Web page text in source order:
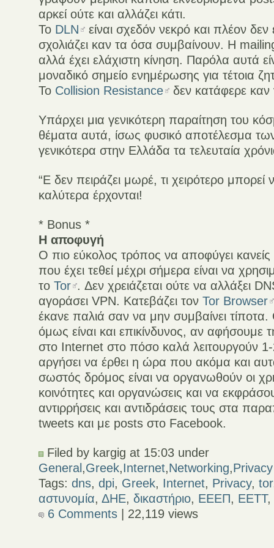
αρκεί ούτε και αλλάζει κάτι.
To DLN
είναι σχεδόν νεκρό και πλέον δεν
σχολιάζει καν τα όσα συμβαίνουν. Η
αλλά έχει ελάχιστη κίνηση. Παρόλα αυτά
μοναδικό σημείο ενημέρωσης για τέτοια
To Collision Resistance δεν κατάφερε καν
Υπάρχει μια γενικότερη παραίτηση του
θέματα αυτά, ίσως φυσικό αποτέλεσμα
γενικότερα στην Ελλάδα τα τελευταία
“Ε δεν πειράζει μωρέ, τι χειρότερο μπορεί
καλύτερα έρχονται!
* Bonus *
Η αποφυγή
Ο πιο εύκολος τρόπος να αποφύγει κανείς
που έχει τεθεί μέχρι σήμερα είναι να
τοTor . Δεν χρειάζεται ούτε να αλλάξει
αγοράσει VPN. Κατεβάζει τονTor Browser
έκανε παλιά σαν να μην συμβαίνει
όμως είναι και επικίνδυνος, αν αφήσουμε
στο Internet στο πόσο καλά λειτουργούν
αργήσει να έρθει η ώρα που ακόμα και
σωστός δρόμος είναι να οργανωθούν οι
κοινότητες και οργανώσεις και να
αντιρρήσεις και αντιδράσεις τους στα
tweets και με posts στο Facebook.
Filed by kargig at 15:03 under
General ,Greek,Internet,Networking,Privacy
Tags:dns,dpi, Greek, Internet, Privacy,tor
αστυνομία,ΔΗΕ,δικαστήριο, ΕΕΕΠ, ΕΕΤΤ
6 Comments | 22,119 views